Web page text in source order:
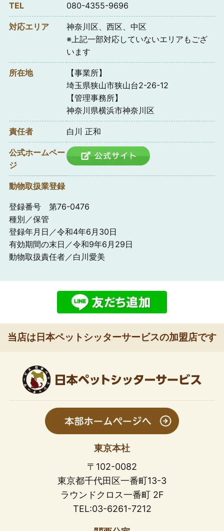
TEL 080-4355-9696
対応エリア
神奈川区、西区、中区
※上記一部対応していないエリアもござ
います
所在地
【事業所】
埼玉県狭山市狭山台2-26-12
【管理事務所】
神奈川県横浜市神奈川区
責任者 白川 正和
公式ホームペー
ジ
動物取扱業登録
登録番号 第76-0476
種別／保管
登録年月日／令和4年6月30日
有効期間の末日／令和9年6月29日
動物取扱責任者／白川愛美
当店は日本ペットシッターサービスの加盟店です
東京本社
〒102-0082
東京都千代田区一番町13-3
ラウンドクロス一番町 2F
TEL:03-6261-7212